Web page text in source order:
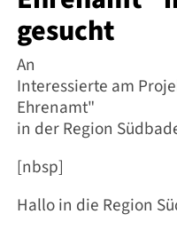
gesucht
An
Interessierte am
Ehrenamt"
in der Region
[nbsp]
Hallo in die Region